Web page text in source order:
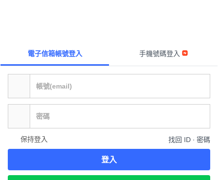
電子信箱帳號登入 手機號碼登入
保持登入 找回 ID ∙ 密碼
登入